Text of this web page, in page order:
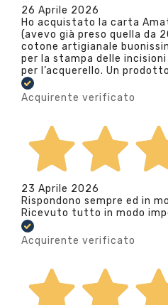
26 Aprile 2026
Ho acquistato la carta
(avevo già preso quella da
cotone artigianale
per la stampa delle
per l’acquerello. Un
Acquirente verificato
23 Aprile 2026
Rispondono sempre ed in
Ricevuto tutto in modo
Acquirente verificato